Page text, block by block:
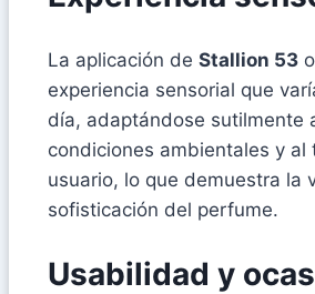
La aplicación de Stallion 53
experiencia sensorial que
día, adaptándose sutilmente
condiciones ambientales y al
usuario, lo que demuestra la
sofisticación del perfume.
Usabilidad y